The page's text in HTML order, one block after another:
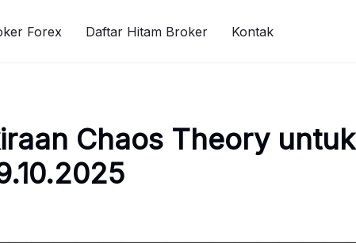
Forex Daftar Hitam Broker Kontak
Chaos Theory untuk